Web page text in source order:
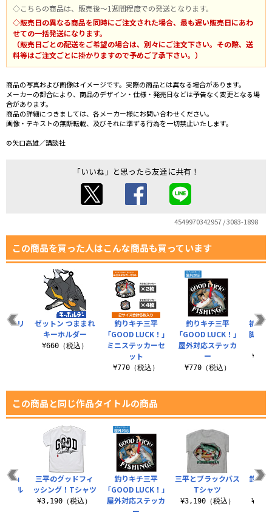
◇こちらの商品は、販売後～1週間程度での発送となります。
◇販売日の異なる商品を同時にご注文された場合、最も遅い販売日にあわ
せての一括発送になります。
（販売日ごとの配送をご希望の場合は、別々にご注文下さい。その際、送
料等はご注文ごとに掛かりますので予めご了承下さい。）
商品の写真および画像はイメージです。実際の商品とは異なる場合があります。
メーカーの都合により、商品のデザイン・仕様・発売日などは予告なく変更となる場
合があります。
商品の詳細につきましては、各メーカー様にお問い合わせください。
画像・テキストの無断転載、及びそれに準ずる行為を一切禁止いたします。
©矢口高雄／講談社
「いいね」と思ったら友達に共有！
4549970342957 / 3083-1898
この商品を買った人はこんな商品も買っています
釣りキチ三平
「GOOD LUCK！」
ミニステッカーセ
ット
¥770（税込）
釣りキチ三平
「GOOD LUCK！」
屋外対応ステッカ
ー
¥770（税込）
祈願
脚 二
クリ
ゼットン つままれ
キーホルダー
¥660（税込）
この商品と同じ作品タイトルの商品
釣りキチ三平
「GOOD LUCK！」
屋外対応ステッカ
ー
三平とブラックバス
Tシャツ
¥3,190（税込）
釣り
！」
マル
三平のグッドフィ
ッシング！Tシャツ
¥3,190（税込）